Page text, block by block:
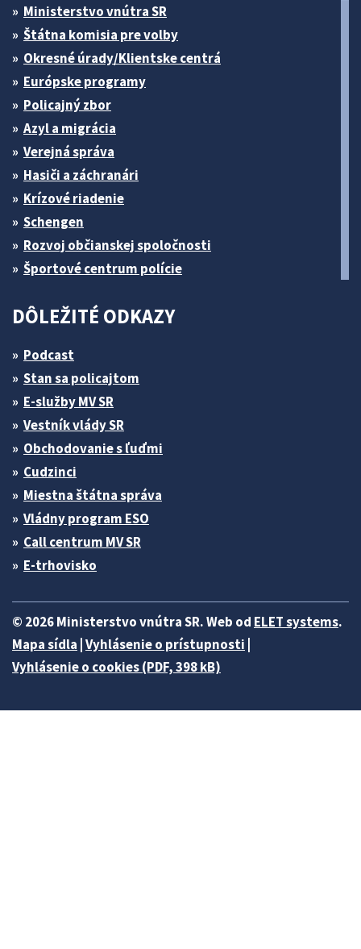
Ministerstvo vnútra SR
Štátna komisia pre volby
Okresné úrady/Klientske centrá
Európske programy
Policajný zbor
Azyl a migrácia
Verejná správa
Hasiči a záchranári
Krízové riadenie
Schengen
Rozvoj občianskej spoločnosti
Športové centrum polície
DÔLEŽITÉ ODKAZY
Podcast
Stan sa policajtom
E-služby MV SR
Vestník vlády SR
Obchodovanie s ľuďmi
Cudzinci
Miestna štátna správa
Vládny program ESO
Call centrum MV SR
E-trhovisko
© 2026 Ministerstvo vnútra SR. Web od ELET systems.
Mapa sídla Vyhlásenie o prístupnosti
Vyhlásenie o cookies (PDF, 398 kB)